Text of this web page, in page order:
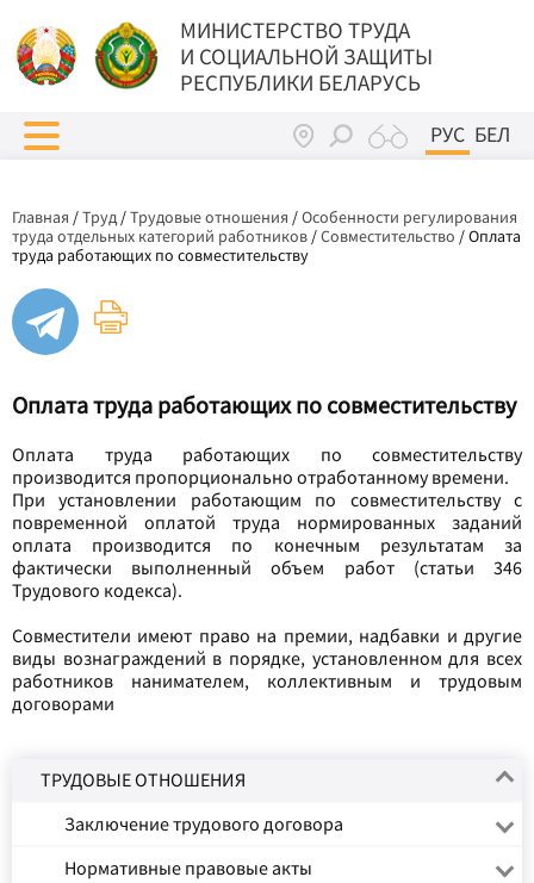
МИНИСТЕРСТВО ТРУДА
И СОЦИАЛЬНОЙ ЗАЩИТЫ
РЕСПУБЛИКИ БЕЛАРУСЬ
РУС БЕЛ
Главная /Труд/Трудовые отношения /Особенности регулирования
труда отдельных категорий работников /Совместительство /Оплата
труда работающих по совместительству
Оплата труда работающих по совместительству
Оплата труда работающих по совместительству
производится пропорционально отработанному времени.
При установлении работающим по совместительству с
повременной оплатой труда нормированных заданий
оплата производится по конечным результатам за
фактически выполненный объем работ (статьи 346
Трудового кодекса).
Совместители имеют право на премии, надбавки и другие
виды вознаграждений в порядке, установленном для всех
работников нанимателем, коллективным и трудовым
договорами
ТРУДОВЫЕ ОТНОШЕНИЯ
Заключение трудового договора
Нормативные правовые акты